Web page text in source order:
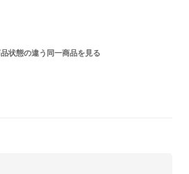
状態の違う同一商品を見る